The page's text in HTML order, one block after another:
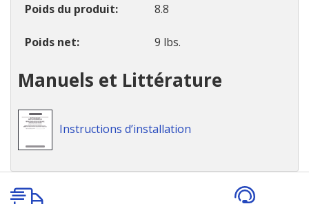
Poids du produit 8.8
Poids net 9 lbs.
Manuels et Littérature
Instructions d’installation
Onglet